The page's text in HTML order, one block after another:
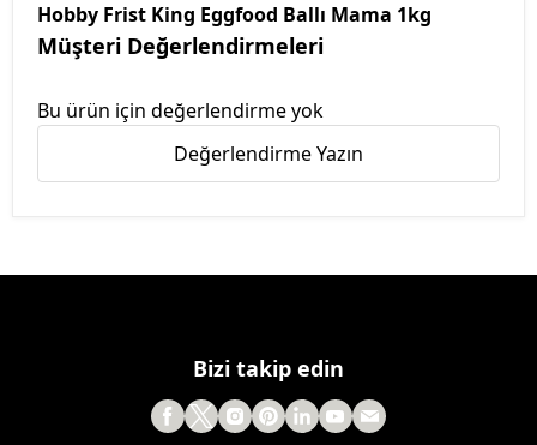
Hobby Frist King Eggfood Ballı Mama 1kg
Müşteri Değerlendirmeleri
Bu ürün için değerlendirme yok
Değerlendirme Yazın
Bizi takip edin